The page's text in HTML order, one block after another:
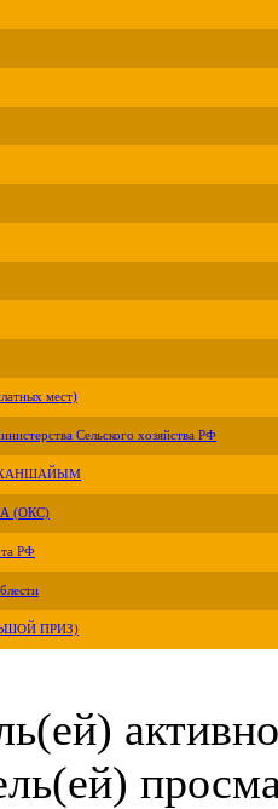
мест)
Сельского хозяйства РФ
ХАНШАЙЫМ
(ОКС)
РФ
ПРИЗ)
активно